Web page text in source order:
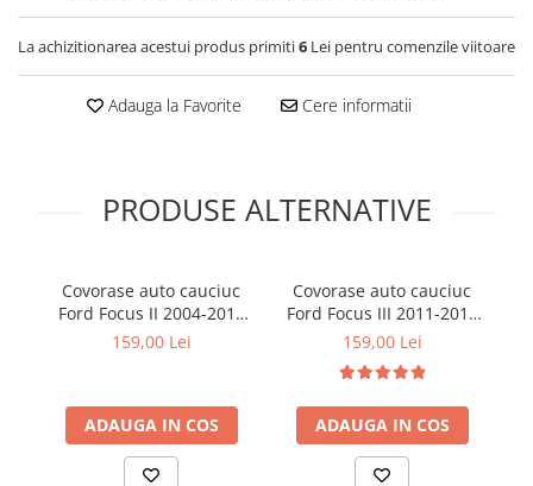
Huse Volan Auto
Huse Volan cu Ac si Ata
Huse Volan din Piele Ecologica
Huse Volan Piele Naturala
Odorizante Auto
Ornamente Pedale Auto
Ornamente Protectie Portiera
Ornamente Schimbator Viteza
La achizitionarea acestui produs primiti6 Lei pentru comenzile viitoare
Adauga la Favorite Cere informatii
PRODUSE ALTERNATIVE
Covorase auto cauciuc
Ford Focus II 2004-2011
Frogum
159,00 Lei
ADAUGA IN COS
Covorase auto cauciuc
Ford Focus III 2011-2018
Frogum
159,00 Lei
ADAUGA IN COS